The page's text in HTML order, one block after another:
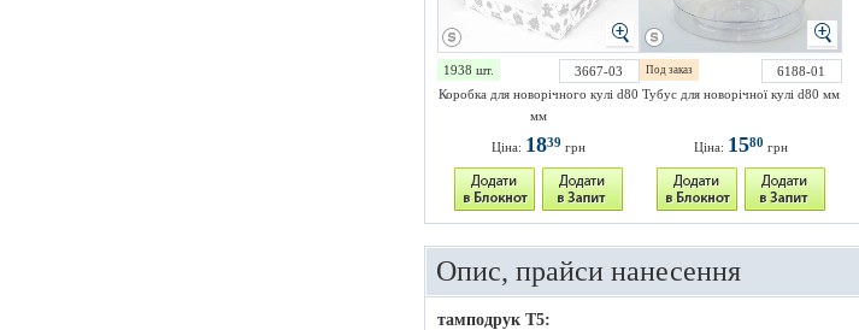
1938 шт.
3667-03
Коробка для новорічного кулі d80
мм
Ціна: 1839 грн
Под заказ
6188-01
Тубус для новорічної кулі d80 мм
Ціна: 1580 грн
Опис, прайси нанесення
тамподрук T5: